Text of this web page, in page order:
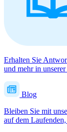
Erhalten Sie
und mehr in
Blog
Bleiben Sie mit
auf dem